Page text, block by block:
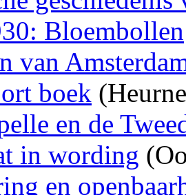
Bloembollen
van
boek
en de
in wording
en